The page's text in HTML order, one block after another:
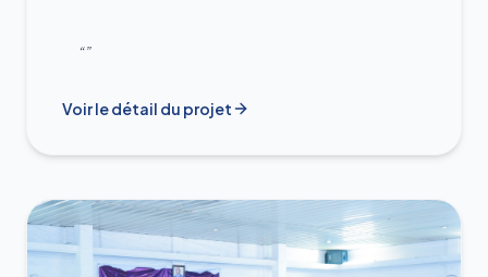
“”
Voir le détail du projet